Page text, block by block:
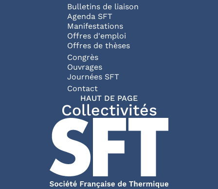
Bulletins de liaison
Agenda SFT
Manifestations
Offres d'emploi
Offres de thèses
Congrès
Ouvrages
Journées SFT
Pied de page
Contact
HAUT DE PAGE
Collectivités